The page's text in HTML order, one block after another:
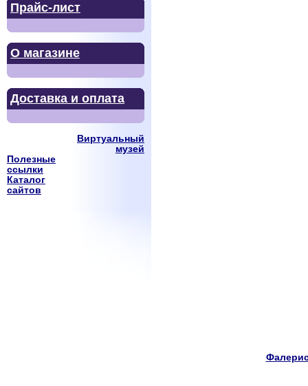
Прайс-лист
О магазине
Доставка и оплата
Виртуальный
музей
Полезные
ссылки
Каталог
сайтов